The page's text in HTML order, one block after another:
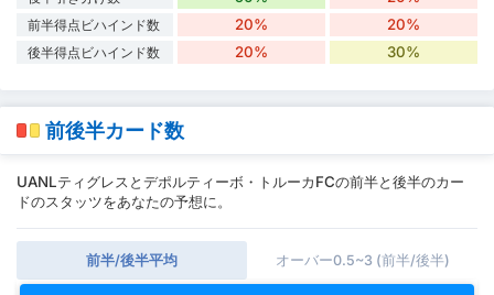
前半得点ビハインド数 20% 20%
後半得点ビハインド数 20% 30%
前後半カード数
UANLティグレスとデポルティーボ・トルーカFCの前半と後半のカー
ドのスタッツをあなたの予想に。
前半/後半平均 オーバー0.5~3 (前半/後半)